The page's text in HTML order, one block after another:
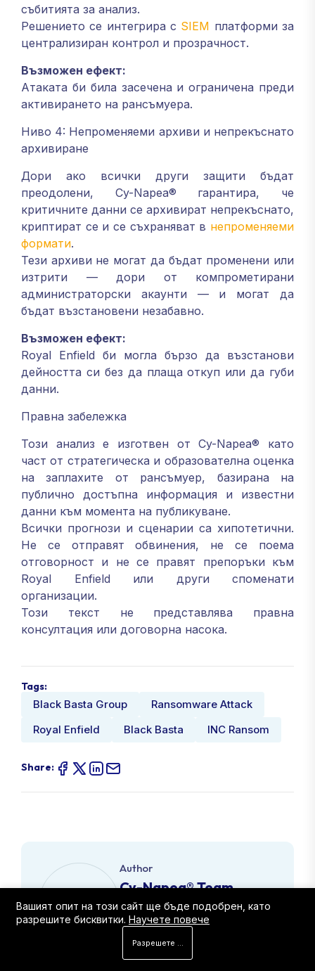
събитията за анализ.
Решението се интегрира с SIEM платформи за
централизиран контрол и прозрачност.
Възможен ефект:
Атаката би била засечена и ограничена преди
активирането на рансъмуера.
Ниво 4: Непроменяеми архиви и непрекъснато
архивиране
Дори ако всички други защити бъдат
преодолени, Cy-Napea® гарантира, че
критичните данни се архивират непрекъснато,
криптират се и се съхраняват в непроменяеми
формати.
Тези архиви не могат да бъдат променени или
изтрити — дори от компрометирани
администраторски акаунти — и могат да
бъдат възстановени незабавно.
Възможен ефект:
Royal Enfield би могла бързо да възстанови
дейността си без да плаща откуп или да губи
данни.
Правна забележка
Този анализ е изготвен от Cy-Napea® като
част от стратегическа и образователна оценка
на заплахите от рансъмуер, базирана на
публично достъпна информация и известни
данни към момента на публикуване.
Всички прогнози и сценарии са хипотетични.
Не се отправят обвинения, не се поема
отговорност и не се правят препоръки към
Royal Enfield или други споменати
организации.
Този текст не представлява правна
консултация или договорна насока.
Tags:
Black Basta Group
Ransomware Attack
Royal Enfield
Black Basta INC Ransom
Share:
Author
Cy-Napea® Team
Вашият опит на този сайт ще бъде подобрен, като
разрешите бисквитки. Научете повече
Разрешете бисквитките